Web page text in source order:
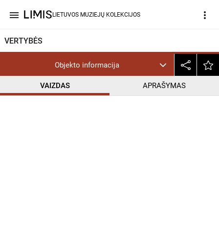
menu LIETUVOS MUZIEJŲ KOLEKCIJOS more_vert
VERTYBĖS
Objekto informacija
VAIZDAS APRAŠYMAS